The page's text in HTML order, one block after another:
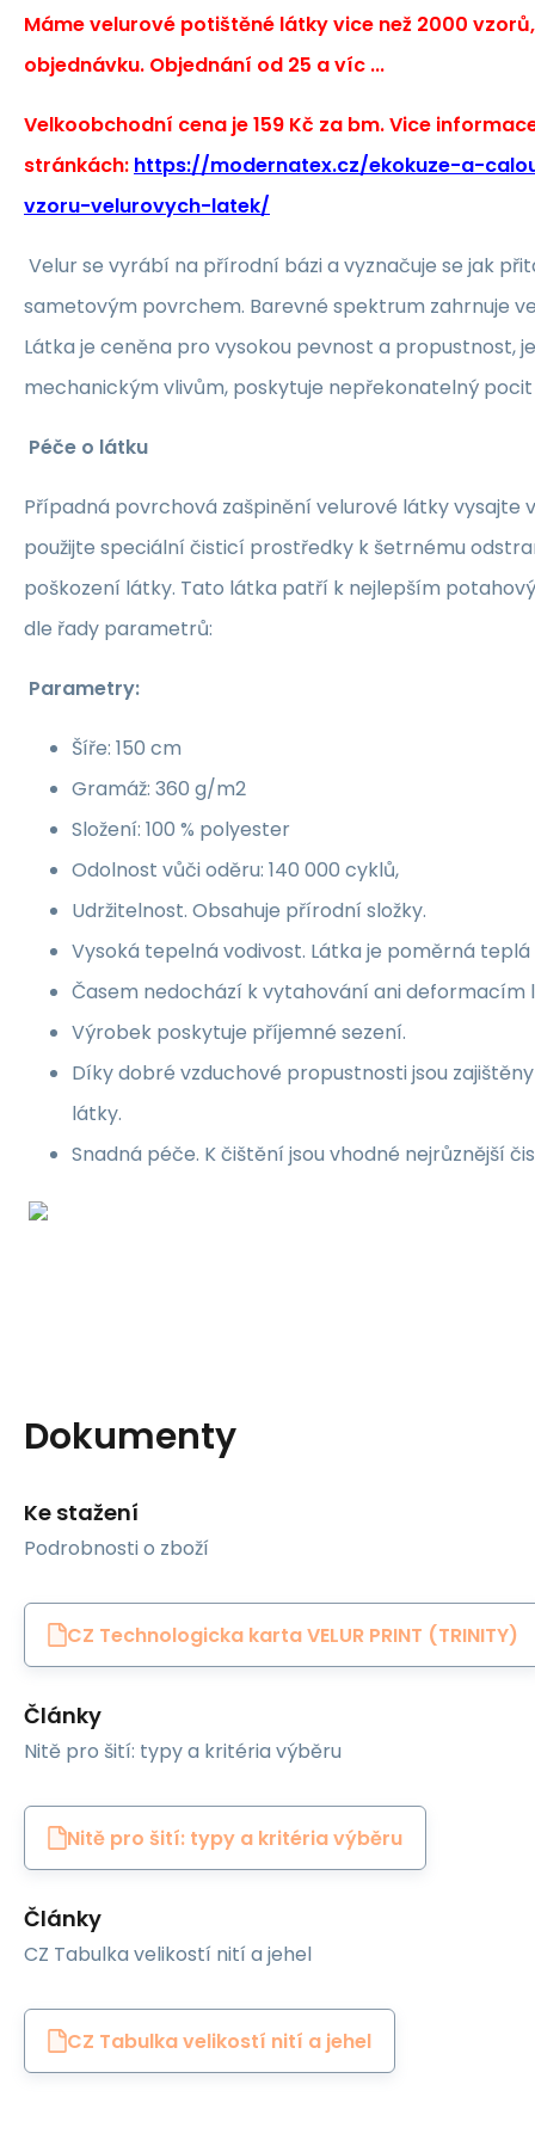
Máme velurové potištěné látky vice než 2000
objednávku. Objednání od 25 a víc ...
Velkoobchodní cena je 159 Kč za bm. Vice
stránkách: https://modernatex.cz/ekokuze-a-
vzoru-velurovych-latek/
Velur se vyrábí na přírodní bázi a vyznačuje se jak
sametovým povrchem. Barevné spektrum zahrnuje
Látka je ceněna pro vysokou pevnost a propustnost,
mechanickým vlivům, poskytuje nepřekonatelný
Péče o látku
Případná povrchová zašpinění velurové látky vysajte
použijte speciální čisticí prostředky k šetrnému
poškození látky. Tato látka patří k nejlepším
dle řady parametrů:
Parametry:
Šíře: 150 cm
Gramáž: 360 g/m2
Složení: 100 % polyester
Odolnost vůči oděru: 140 000 cyklů,
Udržitelnost. Obsahuje přírodní složky.
Vysoká tepelná vodivost. Látka je poměrná
Časem nedochází k vytahování ani deformacím
Výrobek poskytuje příjemné sezení.
Díky dobré vzduchové propustnosti jsou
látky.
Snadná péče. K čištění jsou vhodné nejrůznější
Dokumenty
Ke stažení
Podrobnosti o zboží
CZ Technologicka karta VELUR PRINT (TRINITY)
Články
Nitě pro šití: typy a kritéria výběru
Nitě pro šití: typy a kritéria výběru
Články
CZ Tabulka velikostí nití a jehel
CZ Tabulka velikostí nití a jehel